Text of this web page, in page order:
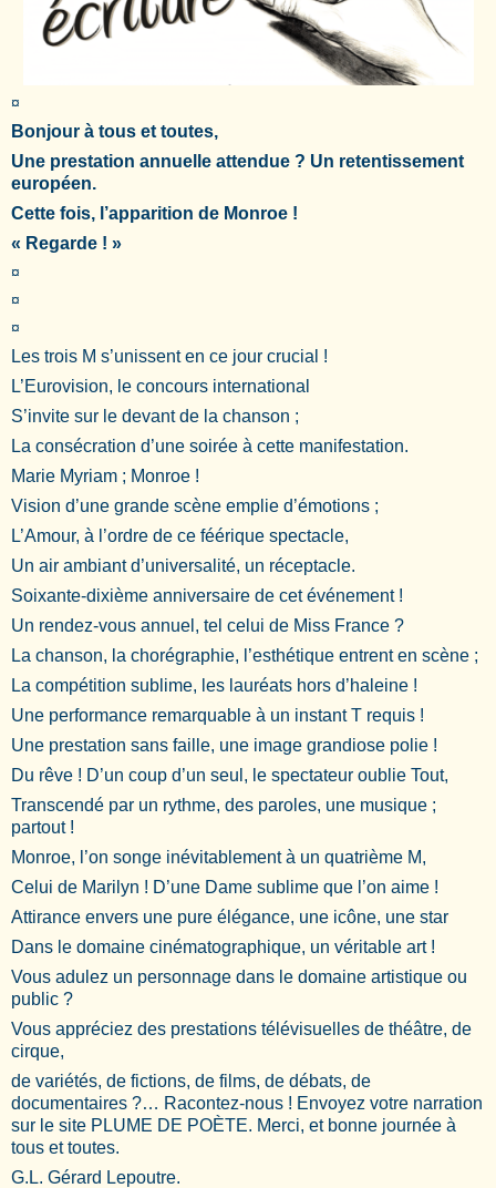
¤
Bonjour à tous et toutes,
Une prestation annuelle attendue ? Un retentissement
européen.
Cette fois, l’apparition de Monroe !
« Regarde ! »
¤
¤
¤
Les trois M s’unissent en ce jour crucial !
L’Eurovision, le concours international
S’invite sur le devant de la chanson ;
La consécration d’une soirée à cette manifestation.
Marie Myriam ; Monroe !
Vision d’une grande scène emplie d’émotions ;
L’Amour, à l’ordre de ce féérique spectacle,
Un air ambiant d’universalité, un réceptacle.
Soixante-dixième anniversaire de cet événement !
Un rendez-vous annuel, tel celui de Miss France ?
La chanson, la chorégraphie, l’esthétique entrent en scène ;
La compétition sublime, les lauréats hors d’haleine !
Une performance remarquable à un instant T requis !
Une prestation sans faille, une image grandiose polie !
Du rêve ! D’un coup d’un seul, le spectateur oublie Tout,
Transcendé par un rythme, des paroles, une musique ;
partout !
Monroe, l’on songe inévitablement à un quatrième M,
Celui de Marilyn ! D’une Dame sublime que l’on aime !
Attirance envers une pure élégance, une icône, une star
Dans le domaine cinématographique, un véritable art !
Vous adulez un personnage dans le domaine artistique ou
public ?
Vous appréciez des prestations télévisuelles de théâtre, de
cirque,
de variétés, de fictions, de films, de débats, de
documentaires ?… Racontez-nous ! Envoyez votre narration
sur le site PLUME DE POÈTE. Merci, et bonne journée à
tous et toutes.
G.L. Gérard Lepoutre.